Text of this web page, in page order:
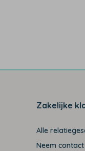
Zakelijke
Alle
Neem